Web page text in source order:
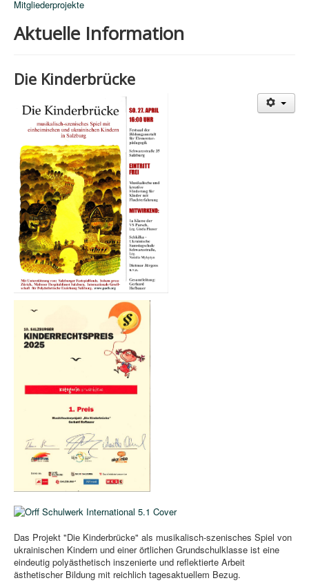
Mitgliederprojekte
Aktuelle Information
Die Kinderbrücke
Das Projekt "Die Kinderbrücke" als musikalisch-szenisches Spiel von
ukrainischen Kindern und einer örtlichen Grundschulklasse ist eine
eindeutig polyästhetisch inszenierte und reflektierte Arbeit
ästhetischer Bildung mit reichlich tagesaktuellem Bezug.